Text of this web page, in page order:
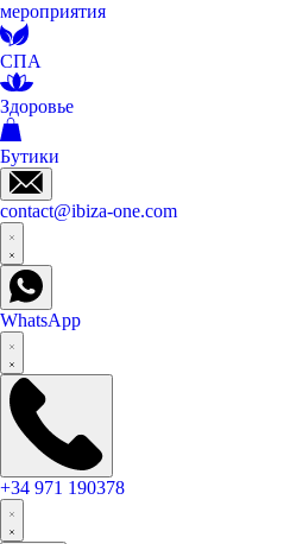
мероприятия
СПА
Здоровье
Бутики
contact@ibiza-one.com
WhatsApp
+34 971 190378